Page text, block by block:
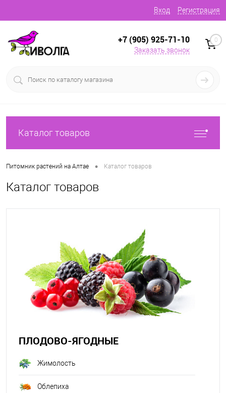
Вход Регистрация
+7 (905) 925-71-10
Заказать звонок
0
Каталог товаров
Питомник растений на Алтае • Каталог товаров
Каталог товаров
ПЛОДОВО-ЯГОДНЫЕ
Жимолость
Облепиха